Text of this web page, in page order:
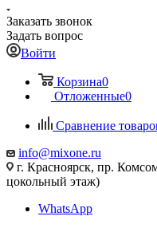
Заказать звонок
Задать вопрос
Войти
Корзина0
Отложенные0
Сравнение
info@mixone.ru
г. Красноярск, пр.
цокольный этаж)
WhatsApp